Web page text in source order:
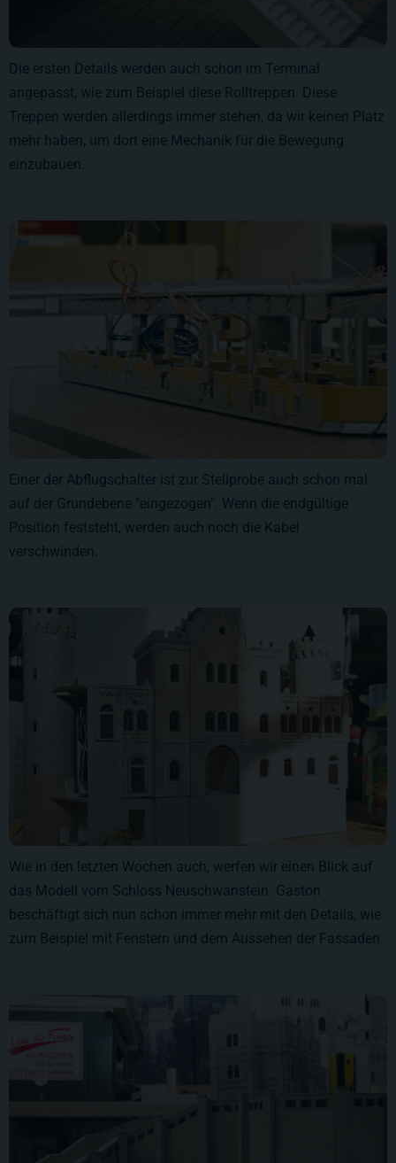
Die ersten Details werden auch schon im Terminal
angepasst, wie zum Beispiel diese Rolltreppen. Diese
Treppen werden allerdings immer stehen, da wir keinen Platz
mehr haben, um dort eine Mechanik für die Bewegung
einzubauen.
Einer der Abflugschalter ist zur Stellprobe auch schon mal
auf der Grundebene "eingezogen". Wenn die endgültige
Position feststeht, werden auch noch die Kabel
verschwinden.
Wie in den letzten Wochen auch, werfen wir einen Blick auf
das Modell vom Schloss Neuschwanstein. Gaston
beschäftigt sich nun schon immer mehr mit den Details, wie
zum Beispiel mit Fenstern und dem Aussehen der Fassaden.